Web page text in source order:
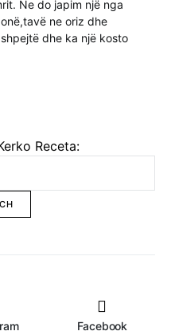
Ne do japim një nga
ne oriz dhe
dhe ka një kosto
Receta:
Facebook